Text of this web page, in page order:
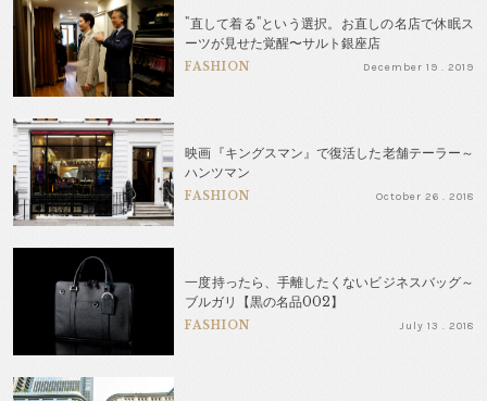
"直して着る"という選択。お直しの名店で休眠ス
ーツが見せた覚醒〜サルト銀座店
FASHION December 19 . 2019
映画『キングスマン』で復活した老舗テーラー～
ハンツマン
FASHION October 26 . 2018
一度持ったら、手離したくないビジネスバッグ～
ブルガリ【黒の名品002】
FASHION July 13 . 2018